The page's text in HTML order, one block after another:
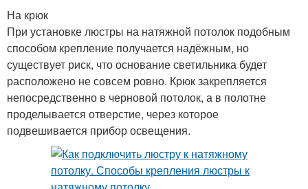
На крюк
При установке люстры на натяжной потолок подобным
способом крепление получается надёжным, но
существует риск, что основание светильника будет
расположено не совсем ровно. Крюк закрепляется
непосредственно в черновой потолок, а в полотне
проделывается отверстие, через которое
подвешивается прибор освещения.